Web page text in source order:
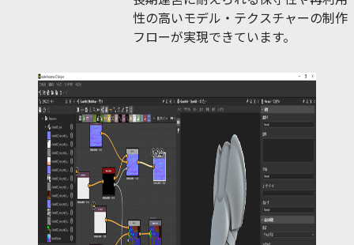
性の高いモデル・テクスチャーの制作
フローが実現できています。